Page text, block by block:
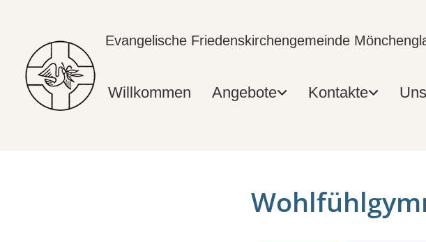
Evangelische Friedenskirchengemeinde
Willkommen Angebote Kontakte